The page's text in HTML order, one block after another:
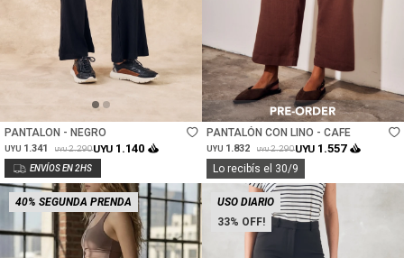
PANTALON - NEGRO
UYU 1.341 UYU 2.290UYU 1.140
Talle
PANTALÓN CON LINO - CAFE
UYU 1.832 UYU 2.290UYU 1.557
Lo recibís el 30/9
40% SEGUNDA PRENDA
33
USO DIARIO